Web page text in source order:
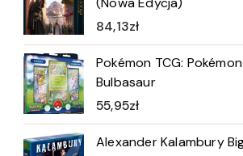
84,13zł
Pokémon TCG:
Bulbasaur
55,95zł
Alexander Kalambury